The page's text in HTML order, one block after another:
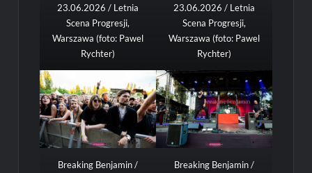
23.06.2026 / Letnia
Scena Progresji,
Warszawa (foto: Pawel
Rychter)
23.06.2026 / Letnia
Scena Progresji,
Warszawa (foto: Pawel
Rychter)
Breaking Benjamin /
Breaking Benjamin /